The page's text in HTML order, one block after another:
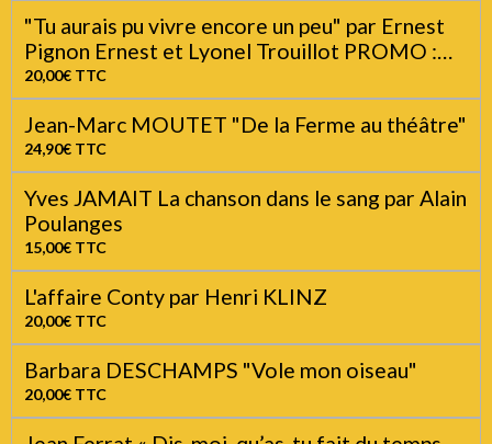
CD Barbara DESCHAMPS « Ma plus belle
habitude"
15,00€TTC